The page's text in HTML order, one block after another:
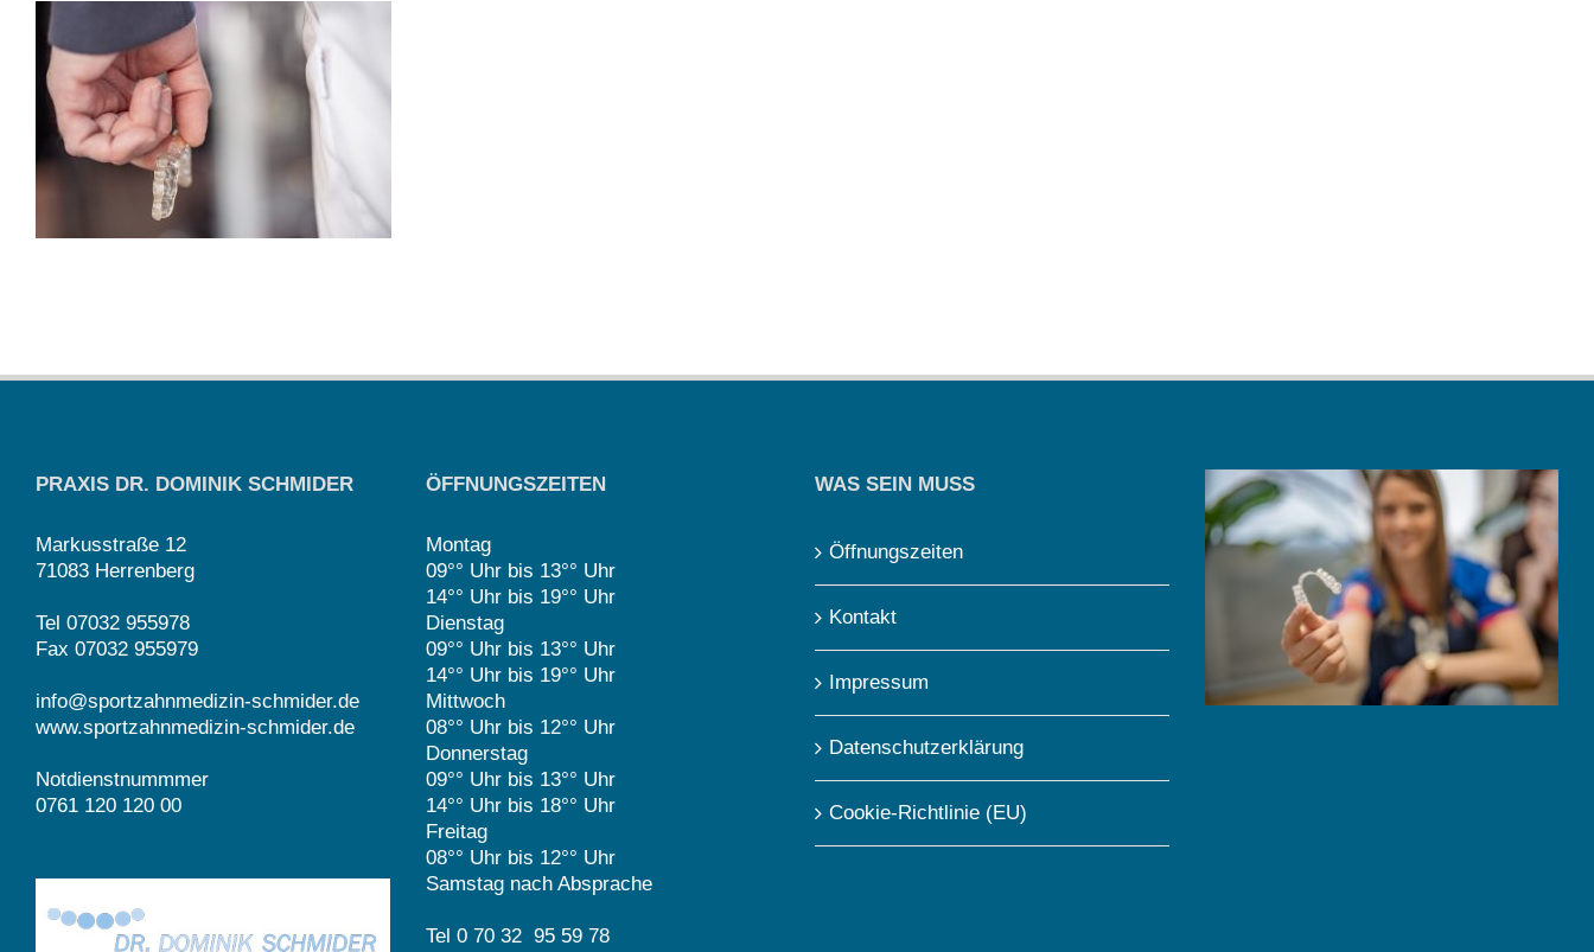
PRAXIS DR. DOMINIK SCHMIDER
Markusstraße 12
71083 Herrenberg
Tel 07032 955978
Fax 07032 955979
info@sportzahnmedizin-schmider.de
www.sportzahnmedizin-schmider.de
Notdienstnummmer
0761 120 120 00
ÖFFNUNGSZEITEN
Montag
09°° Uhr bis 13°° Uhr
14°° Uhr bis 19°° Uhr
Dienstag
09°° Uhr bis 13°° Uhr
14°° Uhr bis 19°° Uhr
Mittwoch
08°° Uhr bis 12°° Uhr
Donnerstag
09°° Uhr bis 13°° Uhr
14°° Uhr bis 18°° Uhr
Freitag
08°° Uhr bis 12°° Uhr
Samstag nach Absprache
Tel 0 70 32 95 59 78
WAS SEIN MUSS
Öffnungszeiten
Kontakt
Impressum
Datenschutzerklärung
Cookie-Richtlinie (EU)